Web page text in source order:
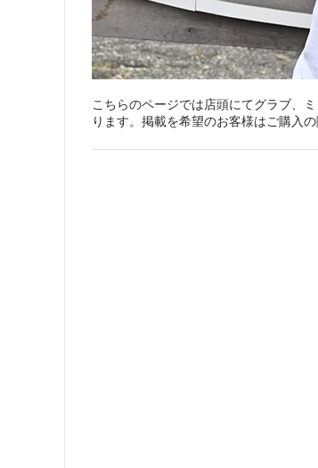
こちらのページでは店頭にてグラブ、
ります。掲載を希望のお客様はご購入